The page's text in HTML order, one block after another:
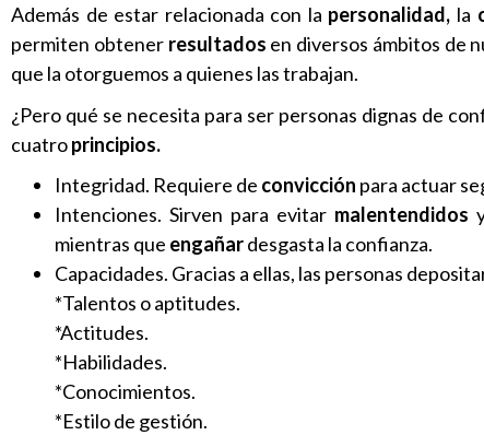
Además de estar relacionada con la personalidad, la
permiten obtener resultados en diversos ámbitos de
que la otorguemos a quienes las trabajan.
¿Pero qué se necesita para ser personas dignas de
cuatroprincipios.
Integridad. Requiere de convicción para actuar
Intenciones. Sirven para evitar malentendidos
mientras que engañardesgasta la confianza.
Capacidades. Gracias a ellas, las personas
*Talentos o aptitudes.
*Actitudes.
*Habilidades.
*Conocimientos.
*Estilo de gestión.